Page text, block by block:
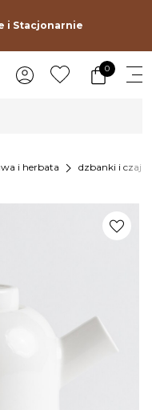
i Stacjonarnie
0
i herbata chevron_right dzbanki i
favorite